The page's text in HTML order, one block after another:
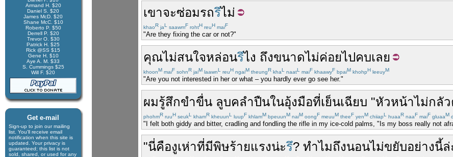
Armand H. $20
Daniel S. $20
James McD. $20
Shane McC. $10
Roberto P. $50
Derrell P. $20
Trevor O. $30
Patrick H. $25
Rick @SS $15
Gene H. $10
Aye A. M. $33
S. Cummings $25
Will F. $20
Get e-mail
Sign-up to join our mail­ing
list. You'll receive e­mail
notification when this site is
updated. Your privacy is
guaran­teed; this list is not
sold, shared, or used for any
เขาจะซ่อมรถรึไม่
khaoR jaL saawmF rohtH reuH maiF
"Are they fixing the car or not?"
คุณไม่สนใจหล่อนรึไง ถึงขนาดไม่ค่อยไปคบเลย
khoonM maiF sohnR jaiM laawnL reuH ngaiM theungR khaL naatL maiF khaawyF bpaiM khohpH leeuyM
"Are you not interested in her or what – you hardly ever go see her."
ผมรู้สึกขำขื่น ลูบคลำปืนในอุ้งมือที่เย็นเฉียบ "หัวหน้าไม่กลัว
phohmR ruuH seukL khamR kheuunL luupF khlamM bpeuunM naiM oongF meuuM theeF yenM chiiapL huaaR naaF maiF gluaaM
"I felt both giddy and bitter, cradling and fondling the rifle in my ice-cold palms, "Is my boss really not
"นี่คืองูเห่าที่มีพิษร้ายแรงน่ะรึ? ทำไมถึงนอนไม่ขยับอย่างนี้ล่